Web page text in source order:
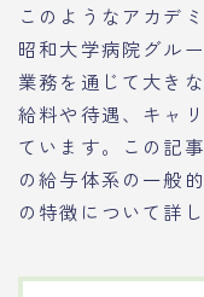
このようなアカデ
昭和大学病院グル
業務を通じて大き
給料や待遇、キャ
ています。この記
の給与体系の一般
の特徴について詳